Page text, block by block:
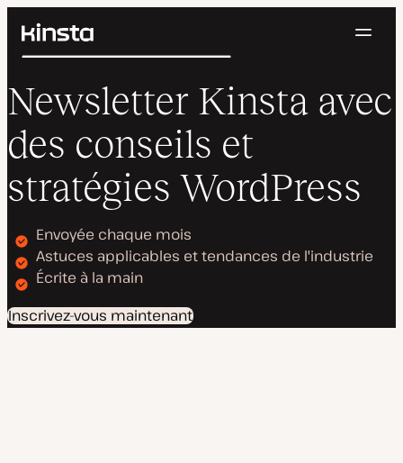
Kinsta®
Solutions
Prix
Ressources
Contact
Rechercher
Connexion Essayer gratuitement
Newsletter Kinsta avec
des conseils et
stratégies WordPress
Envoyée chaque mois
Astuces applicables et tendances de l'industrie
Écrite à la main
Inscrivez-vous maintenant